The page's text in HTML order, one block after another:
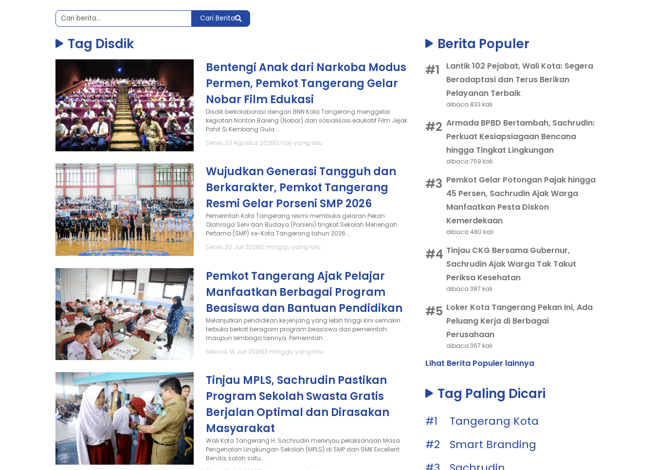
Cari Berita
Tag Disdik
Bentengi Anak dari Narkoba Modus
Permen, Pemkot Tangerang Gelar
Nobar Film Edukasi
Disdik berkolaborasi dengan BNN Kota Tangerang menggelar
kegiatan Nonton Bareng (Nobar) dan sosialisasi edukatif Film Jejak
Pahit Si Kembang Gula....
Senin, 03 Agustus 2026|3 hari yang lalu
Wujudkan Generasi Tangguh dan
Berkarakter, Pemkot Tangerang
Resmi Gelar Porseni SMP 2026
Pemerintah Kota Tangerang resmi membuka gelaran Pekan
Olahraga Seni dan Budaya (Porseni) tingkat Sekolah Menengah
Pertama (SMP) se-Kota Tangerang tahun 2026...
Senin, 20 Juli 2026|2 minggu yang lalu
Pemkot Tangerang Ajak Pelajar
Manfaatkan Berbagai Program
Beasiswa dan Bantuan Pendidikan
Melanjutkan pendidikan ke jenjang yang lebih tinggi kini semakin
terbuka berkat beragam program beasiswa dari pemerintah
maupun lembaga lainnya. Pemerintah...
Selasa, 14 Juli 2026|3 minggu yang lalu
Tinjau MPLS, Sachrudin Pastikan
Program Sekolah Swasta Gratis
Berjalan Optimal dan Dirasakan
Masyarakat
Wali Kota Tangerang H. Sachrudin meninjau pelaksanaan Masa
Pengenalan Lingkungan Sekolah (MPLS) di SMP dan SMK Excellent
Benda, salah satu...
Berita Populer
#1
Lantik 102 Pejabat, Wali Kota: Segera
Beradaptasi dan Terus Berikan
Pelayanan Terbaik
dibaca 833 kali
#2 Armada BPBD Bertambah, Sachrudin:
Perkuat Kesiapsiagaan Bencana
hingga Tingkat Lingkungan
dibaca 759 kali
#3 Pemkot Gelar Potongan Pajak hingga
45 Persen, Sachrudin Ajak Warga
Manfaatkan Pesta Diskon
Kemerdekaan
dibaca 480 kali
#4 Tinjau CKG Bersama Gubernur,
Sachrudin Ajak Warga Tak Takut
Periksa Kesehatan
dibaca 387 kali
#5 Loker Kota Tangerang Pekan Ini, Ada
Peluang Kerja di Berbagai
Perusahaan
dibaca 367 kali
Lihat Berita Populer lainnya
Tag Paling Dicari
#1
Tangerang Kota
#2
Smart Branding